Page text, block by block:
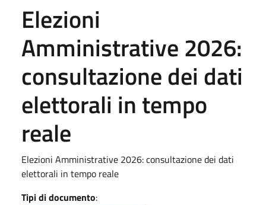
Elezioni
Amministrative 2026:
consultazione dei dati
elettorali in tempo
reale
Elezioni Amministrative 2026: consultazione dei dati
elettorali in tempo reale
Tipi di documento: